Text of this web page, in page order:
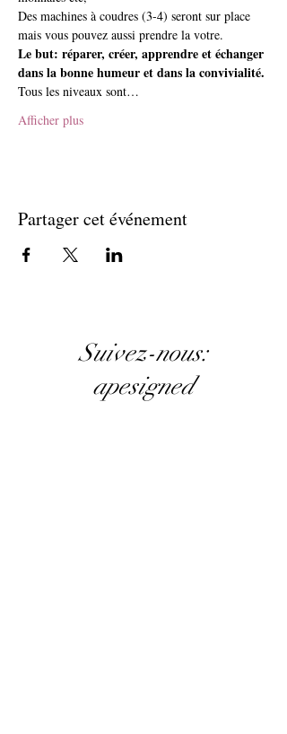
Des machines à coudres (3-4) seront sur place
mais vous pouvez aussi prendre la votre.
Le but: réparer, créer, apprendre et échanger
dans la bonne humeur et dans la convivialité.
Tous les niveaux sont…
Afficher plus
Partager cet événement
Suivez-nous:
apesigned